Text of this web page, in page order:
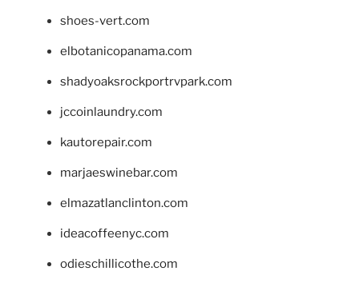
shoes-vert.com
elbotanicopanama.com
shadyoaksrockportrvpark.com
jccoinlaundry.com
kautorepair.com
marjaeswinebar.com
elmazatlanclinton.com
ideacoffeenyc.com
odieschillicothe.com